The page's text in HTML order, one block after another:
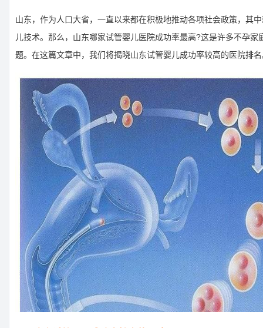
山东，作为人口大省，一直以来都在积极地推动各项社会政策，其
儿技术。那么，山东哪家试管婴儿医院成功率最高?这是许多不孕家
题。在这篇文章中，我们将揭晓山东试管婴儿成功率较高的医院排